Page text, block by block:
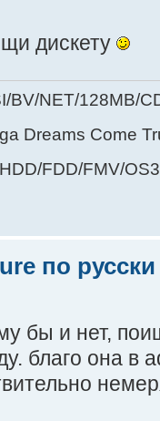
дискету
BV/NET/128MB/
Dreams Come
FDD/FMV/
по русски
бы и нет,
благо она в